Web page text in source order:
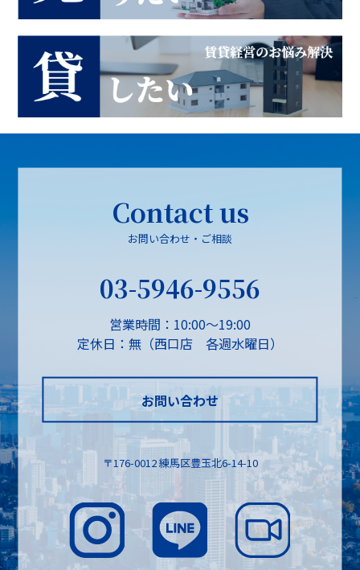
Contact us
お問い合わせ・ご相談
03-5946-9556
営業時間：10:00～19:00
定休日：無（西口店 各週水曜日）
お問い合わせ
〒176-0012 練馬区豊玉北6-14-10